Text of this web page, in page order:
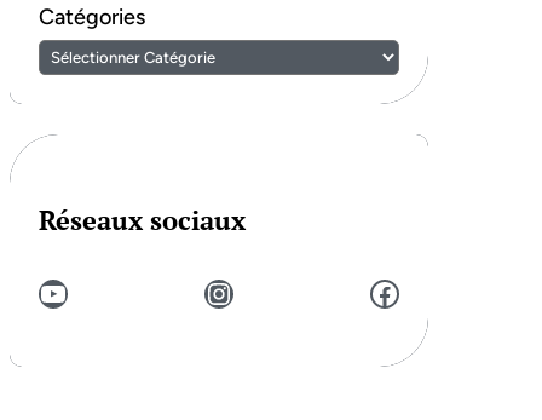
Catégories
Réseaux sociaux
YouTube Instagram Facebook